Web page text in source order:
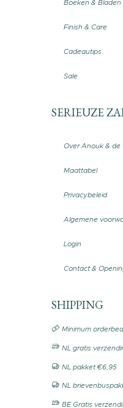
Boeken & Bladen
Finish & Care
Cadeautips
Sale
SERIEUZE
Over Anouk & de
Maattabel
Privacybeleid
Algemene
Login
Contact &
SHIPPING
Minimum
NL gratis
NL pakket €6,95
NL
BE Gratis